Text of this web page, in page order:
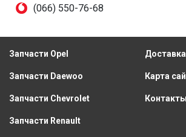
(066) 550-76-68
Запчасти Opel
Запчасти Daewoo
Запчасти Chevrolet
Запчасти Renault
Карта
Контакты